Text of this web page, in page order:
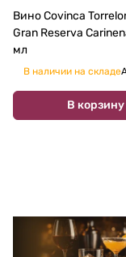
Вино Covinca
Gran Reserva Carinena DO 750
мл
В наличии на складе
В корзину